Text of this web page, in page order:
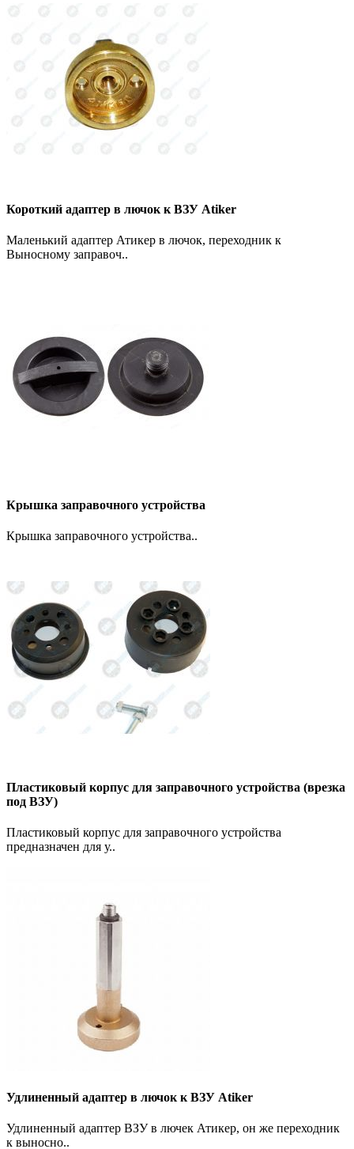
Короткий адаптер в лючок к ВЗУ Atiker
Маленький адаптер Атикер в лючок, переходник к
Выносному заправоч..
Крышка заправочного устройства
Крышка заправочного устройства..
Пластиковый корпус для заправочного устройства (врезка
под ВЗУ)
Пластиковый корпус для заправочного устройства
предназначен для у..
Удлиненный адаптер в лючок к ВЗУ Atiker
Удлиненный адаптер ВЗУ в лючек Атикер, он же переходник
к выносно..